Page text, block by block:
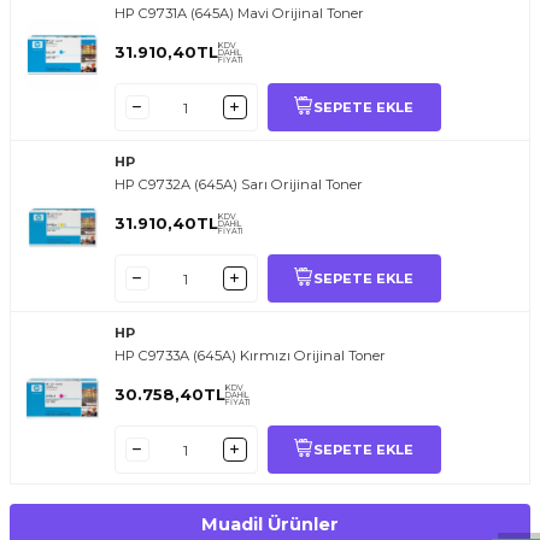
T
O
E
R
.
O
M.
T
R
i
l
i
l
t
i
m
g
i
ğ
i
i
ç
t
e
ş
k
k
ü
e
r
S
i
z
n
y
r
d
m
c
o
l
a
b
l
i
r
i
HP C9731A (645A) Mavi Orijinal Toner
31.910,40TLKDV
DAHİL
FİYATI
SEPETE EKLE
HP
HP C9732A (645A) Sarı Orijinal Toner
31.910,40TLKDV
DAHİL
FİYATI
SEPETE EKLE
HP
HP C9733A (645A) Kırmızı Orijinal Toner
30.758,40TLKDV
DAHİL
FİYATI
SEPETE EKLE
Muadil Ürünler